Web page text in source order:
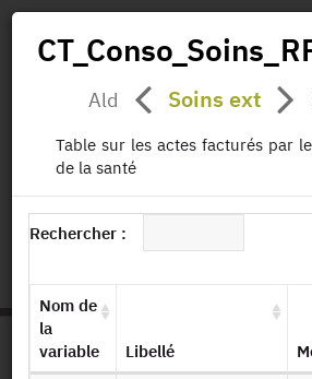
Missions
status.io EN | FR
ACCUEIL > PAGE PRODUIT
Ald Soins ext
Table sur les actes facturés par
de la santé
Rechercher :
Nom de
la
variable
Libellé